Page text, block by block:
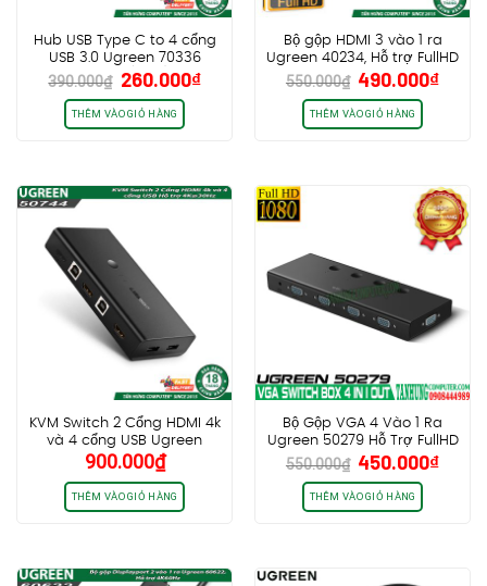
Hub USB Type C to 4 cổng
USB 3.0 Ugreen 70336
CM219 (NEW)
390.000₫ Giá
gốc
là:
390.000₫.
260.000₫Giá
THÊM VÀO GIỎ HÀNG
Bộ gộp HDMI 3 vào 1 ra
Ugreen 40234, Hỗ trợ FullHD
1080P@60Hz, có Remote
điều khiển IR rời
550.000₫ Giá
gốc
là:
550.000₫.
490.000₫Giá
THÊM VÀO GIỎ HÀNG
KVM Switch 2 Cổng HDMI 4k
và 4 cổng USB Ugreen
50744 Hỗ trợ 4K@30Hz
900.000₫
THÊM VÀO GIỎ HÀNG
Bộ Gộp VGA 4 Vào 1 Ra
Ugreen 50279 Hỗ Trợ FullHD
500MHz
550.000₫ Giá
gốc
là:
550.000₫.
450.000₫Giá
THÊM VÀO GIỎ HÀNG